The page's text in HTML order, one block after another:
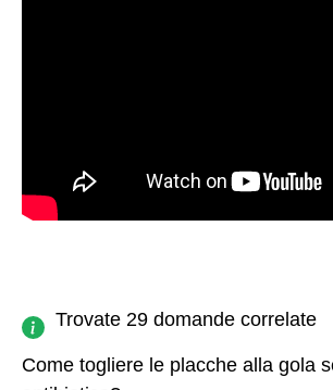
Trovate 29 domande correlate
Come togliere le placche alla gola